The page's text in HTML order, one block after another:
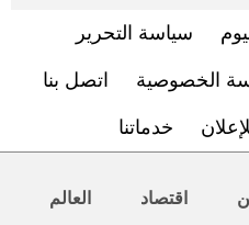
سياسة التحرير
الخصوصية اتصل بنا
خدماتنا
اقتصاد العالم